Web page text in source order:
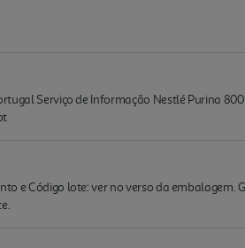
Serviço de Informação Nestlé Purina
e Código lote: ver no verso da embalagem.